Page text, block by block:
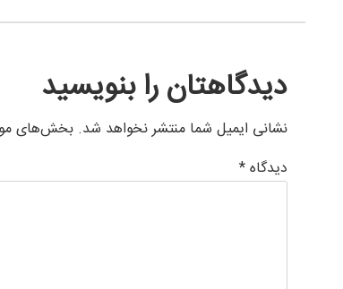
دیدگاهتان را بنویسید
نشانی ایمیل شما منتشر نخواهد شد. بخش‌های
دیدگاه*